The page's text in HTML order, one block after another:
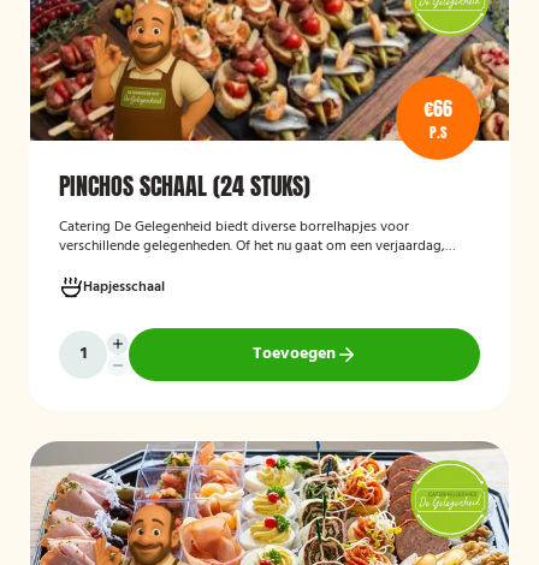
€66
P.S
PINCHOS SCHAAL (24 STUKS)
Catering De Gelegenheid biedt diverse borrelhapjes voor
verschillende gelegenheden. Of het nu gaat om een verjaardag,
Hieronder ziet u een selectie uit ons aanbod. De Poncho's schaal is
geschikt voor maximaal 6 personen
Hapjesschaal
Toevoegen